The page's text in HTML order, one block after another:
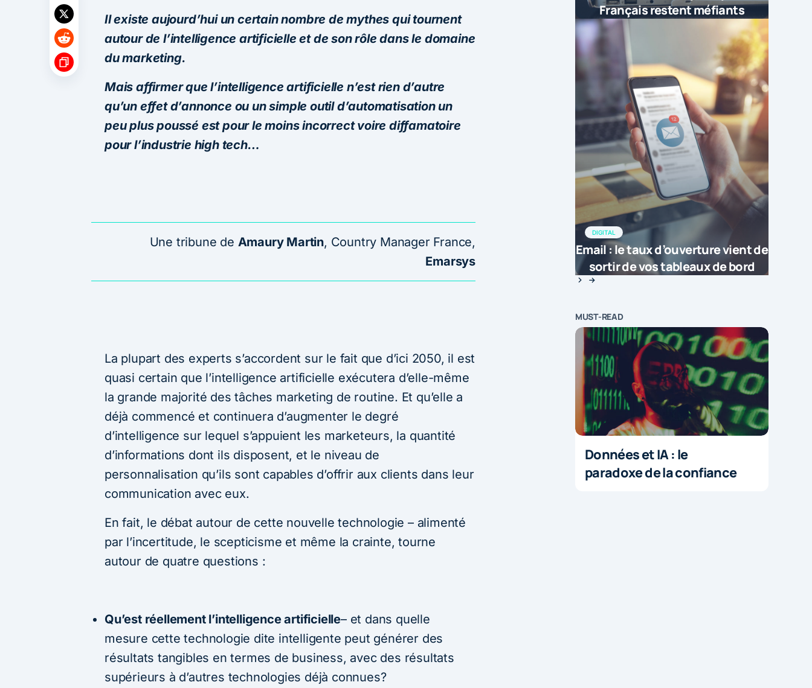
Il existe aujourd’hui un certain nombre de mythes qui tournent
autour de l’intelligence artificielle et de son rôle dans le domaine
du marketing.
Mais affirmer que l’intelligence artificielle n’est rien d’autre
qu’un effet d’annonce ou un simple outil d’automatisation un
peu plus poussé est pour le moins incorrect voire diffamatoire
pour l’industrie high tech…
Une tribune de Amaury Martin, Country Manager France,
Emarsys
La plupart des experts s’accordent sur le fait que d’ici 2050, il est
quasi certain que l’intelligence artificielle exécutera d’elle-même
la grande majorité des tâches marketing de routine. Et qu’elle a
déjà commencé et continuera d’augmenter le degré
d’intelligence sur lequel s’appuient les marketeurs, la quantité
d’informations dont ils disposent, et le niveau de
personnalisation qu’ils sont capables d’offrir aux clients dans leur
communication avec eux.
En fait, le débat autour de cette nouvelle technologie – alimenté
par l’incertitude, le scepticisme et même la crainte, tourne
autour de quatre questions :
Qu’est réellement l’intelligence artificielle– et dans quelle
mesure cette technologie dite intelligente peut générer des
résultats tangibles en termes de business, avec des résultats
supérieurs à d’autres technologies déjà connues?
Français restent méfiants
DIGITAL
Email : le taux d’ouverture vient de
sortir de vos tableaux de bord
MUST-READ
Données et IA : le
paradoxe de la confiance